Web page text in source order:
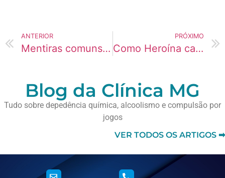
ANTERIOR
Mentiras comuns que dependentes de Fentanil contam
PRÓXIMO
Como Heroína causa AVC em empresários
Blog da Clínica MG
Tudo sobre depedência química, alcoolismo e compulsão por
jogos
VER TODOS OS ARTIGOS ➡